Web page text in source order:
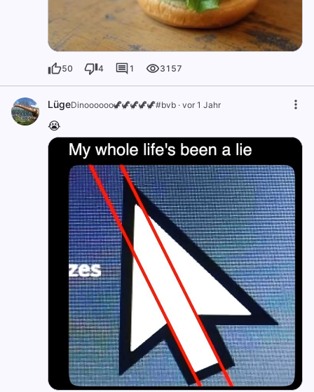
50 4 1 3157
LügeDinoooooo🦖🦖🦖🦖🦖#bvb · vor 1 Jahr
😭